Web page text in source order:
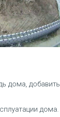
дома, добавить
дома.